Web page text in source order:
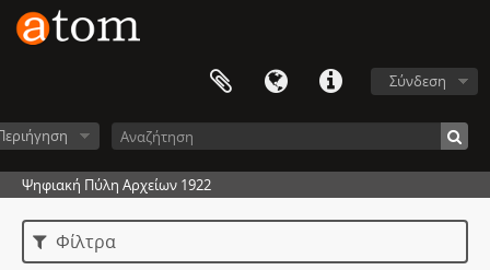
Σύνδεση
Ψηφιακή Πύλη Αρχείων 1922
Φίλτρα